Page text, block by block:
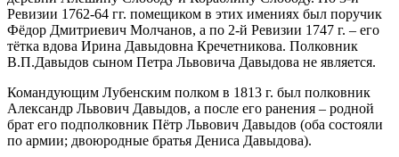
Ревизии 1762-64 гг. помещиком в этих имениях был поручик
Фёдор Дмитриевич Молчанов, а по 2-й Ревизии 1747 г. – его
тётка вдова Ирина Давыдовна Кречетникова. Полковник
В.П.Давыдов сыном Петра Львовича Давыдова не является.
Командующим Лубенским полком в 1813 г. был полковник
Александр Львович Давыдов, а после его ранения – родной
брат его подполковник Пётр Львович Давыдов (оба состояли
по армии; двоюродные братья Дениса Давыдова).